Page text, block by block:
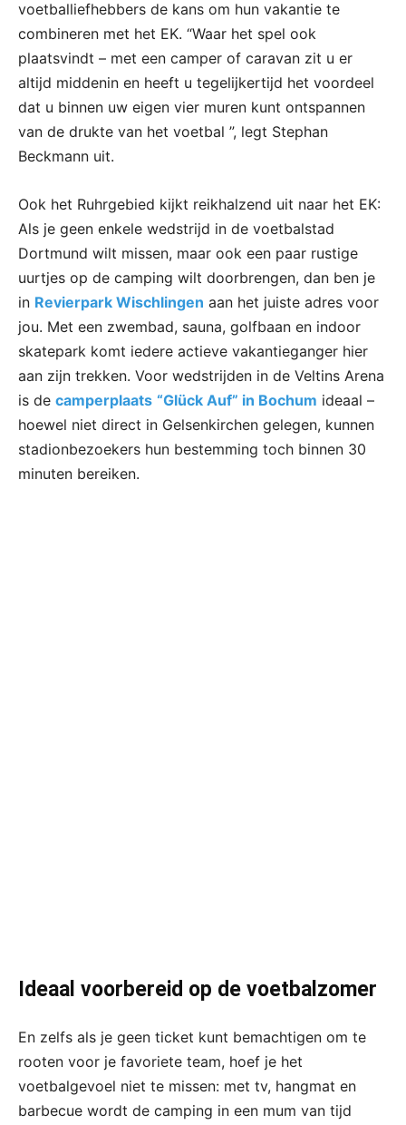
voetballiefhebbers de kans om hun vakantie te
combineren met het EK. “Waar het spel ook
plaatsvindt – met een camper of caravan zit u er
altijd middenin en heeft u tegelijkertijd het voordeel
dat u binnen uw eigen vier muren kunt ontspannen
van de drukte van het voetbal ”, legt Stephan
Beckmann uit.
Ook het Ruhrgebied kijkt reikhalzend uit naar het EK:
Als je geen enkele wedstrijd in de voetbalstad
Dortmund wilt missen, maar ook een paar rustige
uurtjes op de camping wilt doorbrengen, dan ben je
in Revierpark Wischlingen aan het juiste adres voor
jou. Met een zwembad, sauna, golfbaan en indoor
skatepark komt iedere actieve vakantieganger hier
aan zijn trekken. Voor wedstrijden in de Veltins Arena
is de camperplaats “Glück Auf” in Bochum ideaal –
hoewel niet direct in Gelsenkirchen gelegen, kunnen
stadionbezoekers hun bestemming toch binnen 30
minuten bereiken.
Ideaal voorbereid op de voetbalzomer
En zelfs als je geen ticket kunt bemachtigen om te
rooten voor je favoriete team, hoef je het
voetbalgevoel niet te missen: met tv, hangmat en
barbecue wordt de camping in een mum van tijd